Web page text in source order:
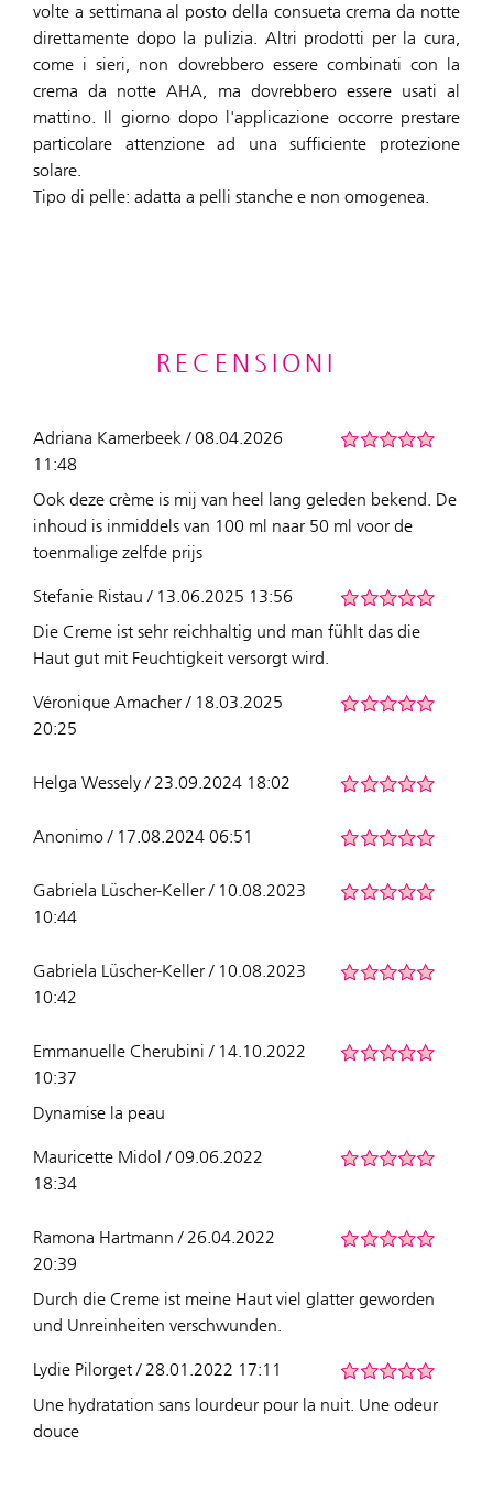
volte a settimana al posto della consueta crema da notte
direttamente dopo la pulizia. Altri prodotti per la cura,
come i sieri, non dovrebbero essere combinati con la
crema da notte AHA, ma dovrebbero essere usati al
mattino. Il giorno dopo l'applicazione occorre prestare
particolare attenzione ad una sufficiente protezione
solare.
Tipo di pelle: adatta a pelli stanche e non omogenea.
RECENSIONI
Adriana Kamerbeek / 08.04.2026
11:48
Ook deze crème is mij van heel lang geleden bekend. De
inhoud is inmiddels van 100 ml naar 50 ml voor de
toenmalige zelfde prijs
Stefanie Ristau / 13.06.2025 13:56
Die Creme ist sehr reichhaltig und man fühlt das die
Haut gut mit Feuchtigkeit versorgt wird.
Véronique Amacher / 18.03.2025
20:25
Helga Wessely / 23.09.2024 18:02
Anonimo / 17.08.2024 06:51
Gabriela Lüscher-Keller / 10.08.2023
10:44
Gabriela Lüscher-Keller / 10.08.2023
10:42
Emmanuelle Cherubini / 14.10.2022
10:37
Dynamise la peau
Mauricette Midol / 09.06.2022
18:34
Ramona Hartmann / 26.04.2022
20:39
Durch die Creme ist meine Haut viel glatter geworden
und Unreinheiten verschwunden.
Lydie Pilorget / 28.01.2022 17:11
Une hydratation sans lourdeur pour la nuit. Une odeur
douce